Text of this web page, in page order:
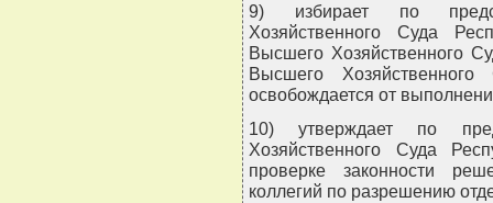
9) избирает по
Хозяйственного Суда
Высшего Хозяйственного
Высшего
освобождается от
10) утверждает по
Хозяйственного Суда
проверке законности
коллегий по разрешению